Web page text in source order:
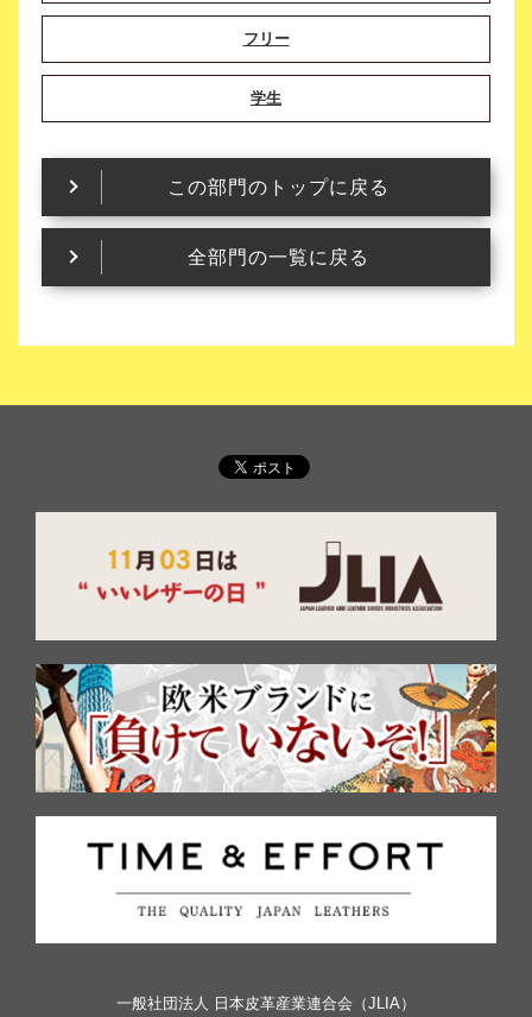
フリー
学生
この部門のトップに戻る
全部門の一覧に戻る
一般社団法人 日本皮革産業連合会（JLIA）